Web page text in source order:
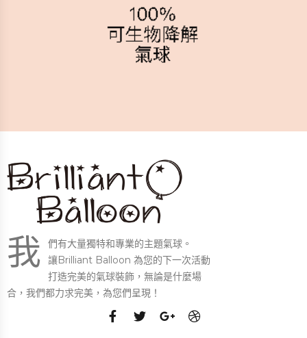
我
們有大量獨特和專業的主題氣球。
讓Brilliant Balloon 為您的下一次活動
打造完美的氣球裝飾，無論是什麼場
合，我們都力求完美，為您們呈現！